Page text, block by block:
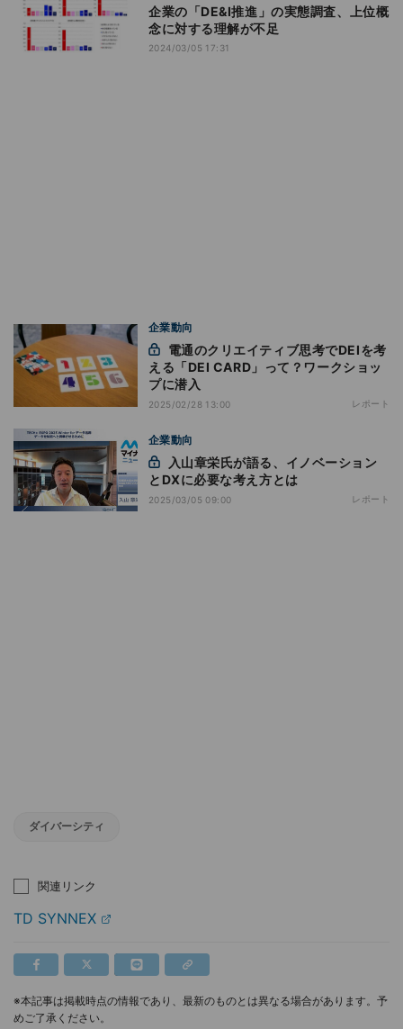
企業の「DE&I推進」の実態調査、上位概
念に対する理解が不足
2024/03/05 17:31
企業動向
える「DEI CARD」って？ワークショッ
プに潜入
2025/02/28 13:00 レポート
企業動向
とDXに必要な考え方とは
2025/03/05 09:00 レポート
ダイバーシティ
関連リンク
TD SYNNEX
※本記事は掲載時点の情報であり、最新のものとは異なる場合があります。予
めご了承ください。